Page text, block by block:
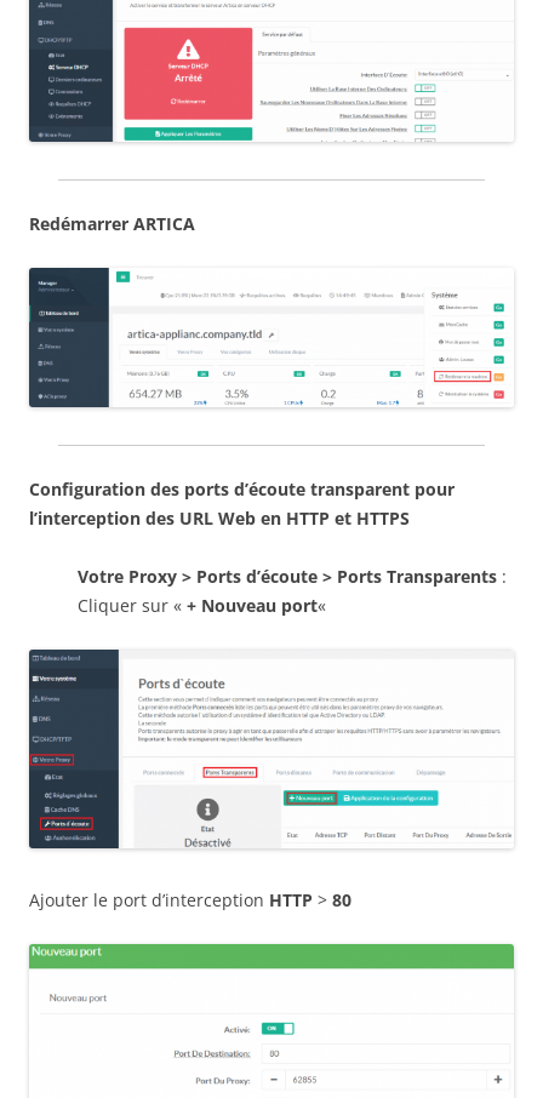
Redémarrer ARTICA
Configuration des ports d’écoute transparent pour
l’interception des URL Web en HTTP et HTTPS
Votre Proxy > Ports d’écoute > Ports Transparents :
Cliquer sur « + Nouveau port«
Ajouter le port d’interception HTTP > 80